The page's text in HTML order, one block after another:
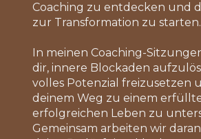
Coaching zu entdecken und
zur Transformation zu starten.
In meinen Coaching-
dir, innere Blockaden
volles Potenzial freizusetzen
deinem Weg zu einem
erfolgreichen Leben zu
Gemeinsam arbeiten wir